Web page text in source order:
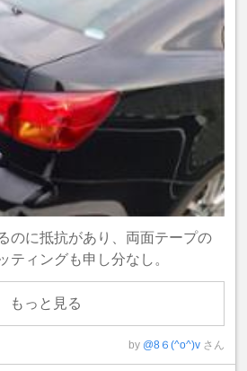
のに抵抗があり、両面テープの
ティングも申し分なし。
もっと見る
by @8６(^o^)v さん